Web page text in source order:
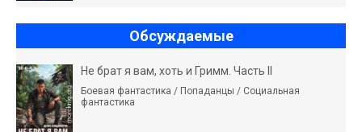
Обсуждаемые
Не брат я вам, хоть и Гримм. Часть II
Боевая фантастика / Попаданцы / Социальная
фантастика